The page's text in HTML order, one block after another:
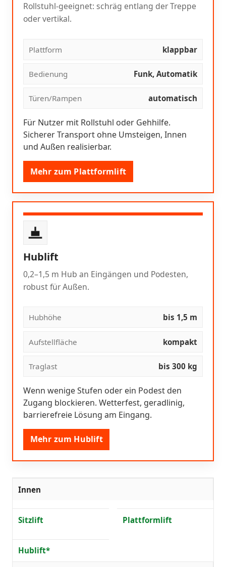
Rollstuhl-geeignet: schräg entlang der Treppe
oder vertikal.
Plattform klappbar
Bedienung Funk, Automatik
Türen/Rampen automatisch
Für Nutzer mit Rollstuhl oder Gehhilfe.
Sicherer Transport ohne Umsteigen, Innen
und Außen realisierbar.
Mehr zum Plattformlift
Hublift
0,2–1,5 m Hub an Eingängen und Podesten,
robust für Außen.
Hubhöhe bis 1,5 m
Aufstellfläche kompakt
Traglast bis 300 kg
Wenn wenige Stufen oder ein Podest den
Zugang blockieren. Wetterfest, geradlinig,
barrierefreie Lösung am Eingang.
Mehr zum Hublift
Innen
Sitzlift Plattformlift
Hublift*